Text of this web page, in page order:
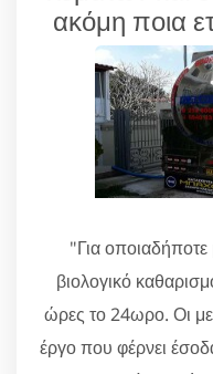
ακόμη ποια
"Για
βιολογικό
ώρες το 24ωρο. Οι
έργο που φέρνει